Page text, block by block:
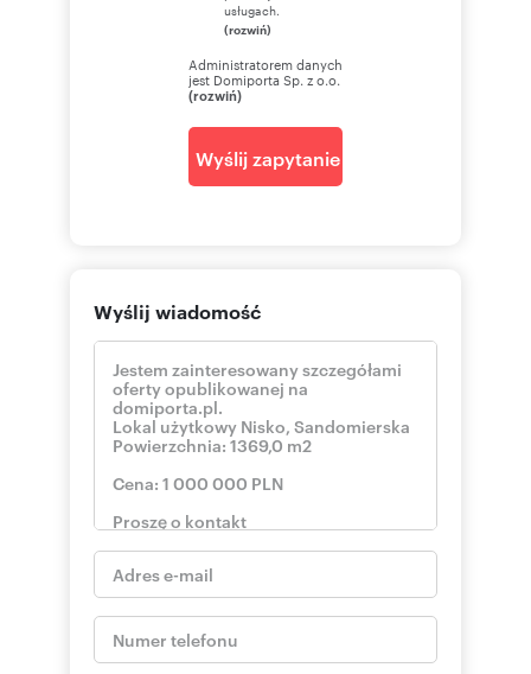
charakter informacyjny i mogą ulec zmianie.
Wszelkie dane dotyczące nieruchomości
uzyskano na podstawie oświadczenia
sprzedających. Zalecamy osobiste zapoznanie
się ze stanem nieruchomości przed jej
usługach.
(rozwiń)
Administratorem danych
jest Domiporta Sp. z o.o.
(rozwiń)
Wyślij zapytanie
Wyślij wiadomość